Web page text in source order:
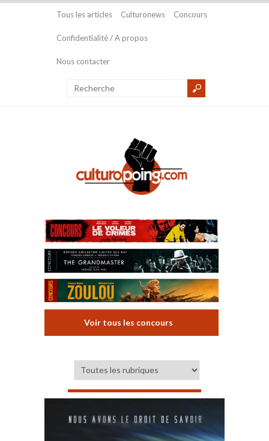
Tous les articles Culturonews Concours
Confidentialité / A propos
Nous contacter
Voir tous les concours